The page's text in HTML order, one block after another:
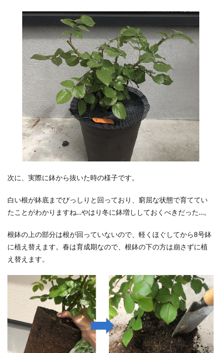
次に、実際に鉢から抜いた時の様子です。
白い根が鉢底までびっしりと回っており、窮屈な状態で育ててい
たことがわかりますね…やはり冬に鉢増ししておくべきだった…。
根鉢の上の部分は根が回っていないので、軽くほぐしてから8号鉢
に植え替えます。春は育成期なので、根鉢の下の方は崩さずに植
え替えます。